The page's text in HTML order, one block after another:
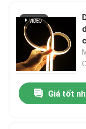
Giá tốt